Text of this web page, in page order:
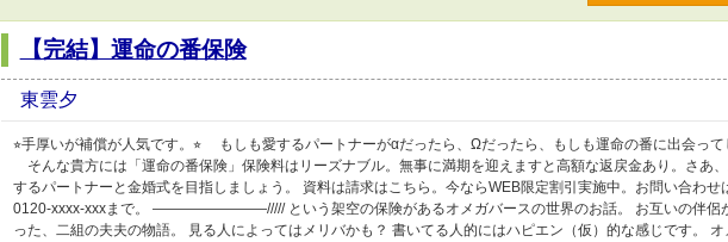
【完結】運命の番保険
東雲夕
⭐︎手厚いが補償が人気です。⭐︎ もしも愛するパートナーがαだったら、Ωだったら、もしも運命の番に出会って
そんな貴方には「運命の番保険」保険料はリーズナブル。無事に満期を迎えますと高額な返戻金あり。さあ
するパートナーと金婚式を目指しましょう。 資料は請求はこちら。今ならWEB限定割引実施中。お問い合わせ
0120-xxxx-xxxまで。 ————————///// という架空の保険があるオメガバースの世界のお話。 お互いの伴侶
った、二組の夫夫の物語。 見る人によってはメリバかも？ 書いてる人的にはハピエン（仮）的な感じです。